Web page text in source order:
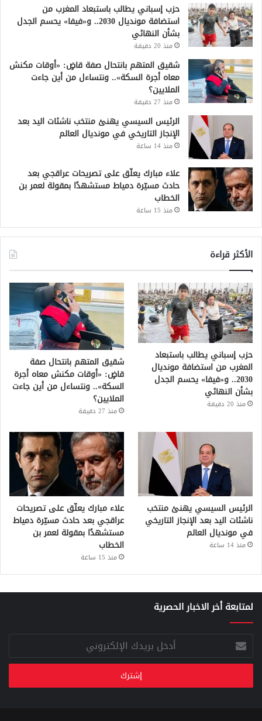
حزب إسباني يطالب باستبعاد المغرب من
استضافة مونديال 2030.. و«فيفا» يحسم الجدل
بشأن النهائي
منذ 20 دقيقة
شقيق المتهم بانتحال صفة قاضٍ: «أوقات مكنش
معاه أجرة السكة».. ونتساءل من أين جاءت
الملايين؟
منذ 27 دقيقة
الرئيس السيسي يهنئ منتخب ناشئات اليد بعد
الإنجاز التاريخي في مونديال العالم
منذ 14 ساعة
علاء مبارك يعلّق على تصريحات عراقجي بعد
حادث مسيّرة دمياط مستشهدًا بمقولة لعمر بن
الخطاب
منذ 15 ساعة
الأكثر قراءة
حزب إسباني يطالب باستبعاد
المغرب من استضافة مونديال
2030.. و«فيفا» يحسم الجدل
بشأن النهائي
منذ 20 دقيقة
شقيق المتهم بانتحال صفة
قاضٍ: «أوقات مكنش معاه أجرة
السكة».. ونتساءل من أين جاءت
الملايين؟
منذ 27 دقيقة
الرئيس السيسي يهنئ منتخب
ناشئات اليد بعد الإنجاز التاريخي
في مونديال العالم
منذ 14 ساعة
علاء مبارك يعلّق على تصريحات
عراقجي بعد حادث مسيّرة دمياط
مستشهدًا بمقولة لعمر بن
الخطاب
منذ 15 ساعة
لمتابعة أخر الاخبار الحصرية
أدخل
بريدك
الإلكتروني